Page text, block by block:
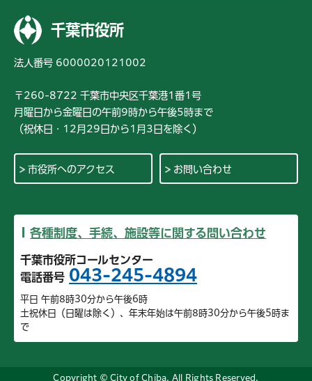
千葉市役所
法人番号 6000020121002
〒260-8722 千葉市中央区千葉港1番1号
月曜日から金曜日の午前9時から午後5時まで
（祝休日・12月29日から1月3日を除く）
市役所へのアクセス お問い合わせ
各種制度、手続、施設等に関する問い合わせ
千葉市役所コールセンター
電話番号 043-245-4894
平日 午前8時30分から午後6時
土祝休日（日曜は除く）、年末年始は午前8時30分から午後5時ま
で
Copyright © City of Chiba. All Rights Reserved.